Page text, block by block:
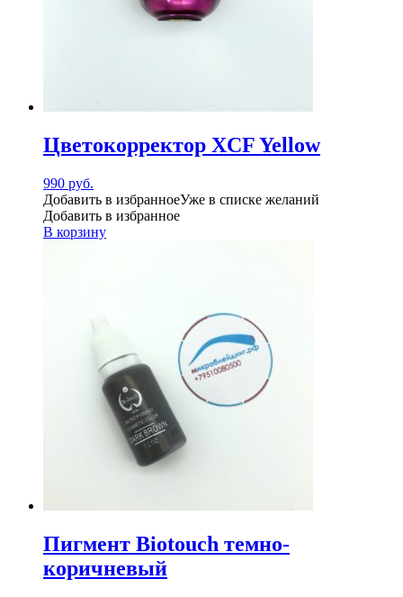
Цветокорректор XCF Yellow
990 руб.
Добавить в избранноеУже в списке желаний
Добавить в избранное
В корзину
Пигмент Biotouch темно-
коричневый